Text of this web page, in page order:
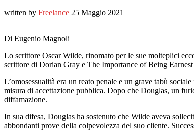
written by Freelance 25 Maggio 2021
Di Eugenio Magnoli
Lo scrittore Oscar Wilde, rinomato per le sue molteplici
scrittore di Dorian Gray e The Importance of Being
L’omosessualità era un reato penale e un grave tabù
misura di accettazione pubblica. Dopo che Douglas, un
diffamazione.
In sua difesa, Douglas ha sostenuto che Wilde aveva
abbondanti prove della colpevolezza del suo cliente.